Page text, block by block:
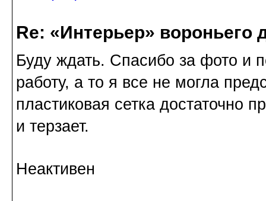
Re: «Интерьер» вороньего
Буду ждать. Спасибо за фото и
работу, а то я все не могла
пластиковая сетка достаточно
и терзает.
Неактивен